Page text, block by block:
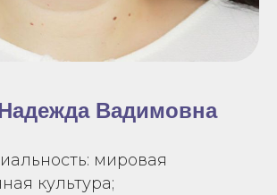
Вадимовна
мировая
культура;